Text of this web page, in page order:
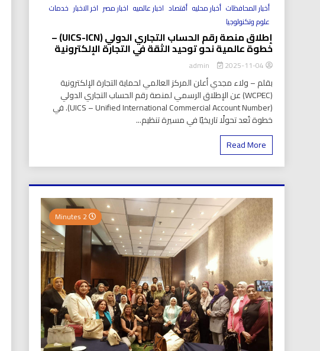
أخبار المحافظات أخبار محليه أقتصاد اخبار عالميه اخبار مصر اخر الاخبار خدمات
علوم وتكنولوجيا
إطلاق منصة رقم الحساب التجاري الدولي (UICS-ICN) –
خطوة عالمية نحو توحيد الثقة في التجارة الإلكترونية
2025-11-04
بقلم – ولاء مجدي أعلن المركز العالمي لحماية التجارة الإلكترونية
(WCPEC) عن الإطلاق الرسمي لمنصة رقم الحساب التجاري الدولي
(UICS – Unified International Commercial Account Number). في
خطوة تُعد تحولًا تاريخيًا في مسيرة تنظيم...
Read More
2 Minutes